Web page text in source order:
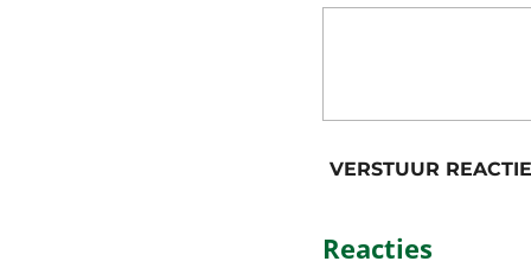
VERSTUUR REACTIE
Reacties